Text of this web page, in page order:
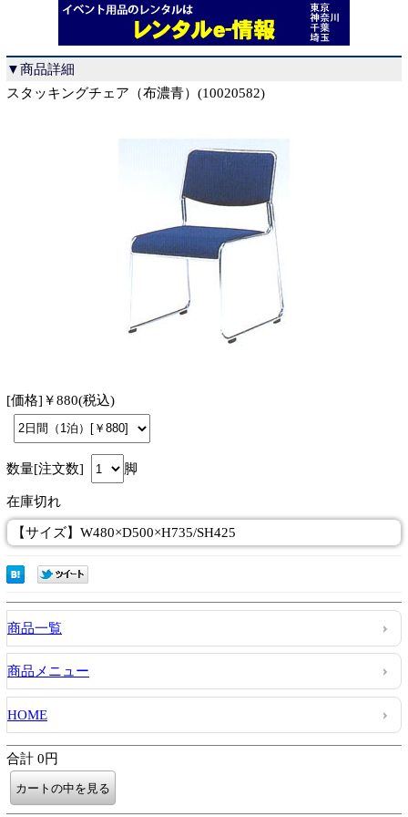
▼商品詳細
スタッキングチェア（布濃青）(10020582)
[価格]￥880(税込)
数量[注文数] 脚
在庫切れ
【サイズ】W480×D500×H735/SH425
商品一覧
商品メニュー
HOME
合計 0円